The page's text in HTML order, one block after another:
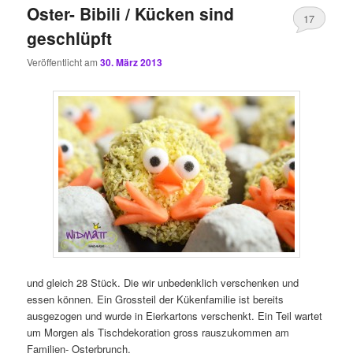
Oster- Bibili / Kücken sind
geschlüpft
Veröffentlicht am30. März 2013
17
und gleich 28 Stück. Die wir unbedenklich verschenken und
essen können. Ein Grossteil der Kükenfamilie ist bereits
ausgezogen und wurde in Eierkartons verschenkt. Ein Teil wartet
um Morgen als Tischdekoration gross rauszukommen am
Familien- Osterbrunch.